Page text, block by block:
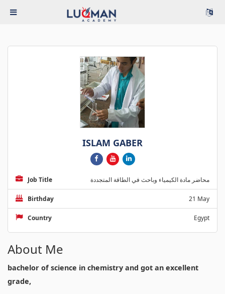
ISLAM GABER
Job Title محاضر مادة الكيمياء وباحث في الطاقة المتجددة
Birthday 21 May
Country Egypt
About Me
bachelor of science in chemistry and got an excellent
grade,